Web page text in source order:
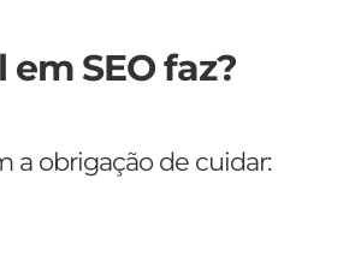
SEO faz?
a obrigação de cuidar: